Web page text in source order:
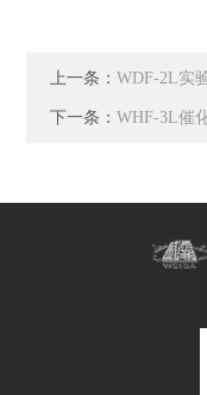
上一条：WDF-2L实
下一条：WHF-3L催